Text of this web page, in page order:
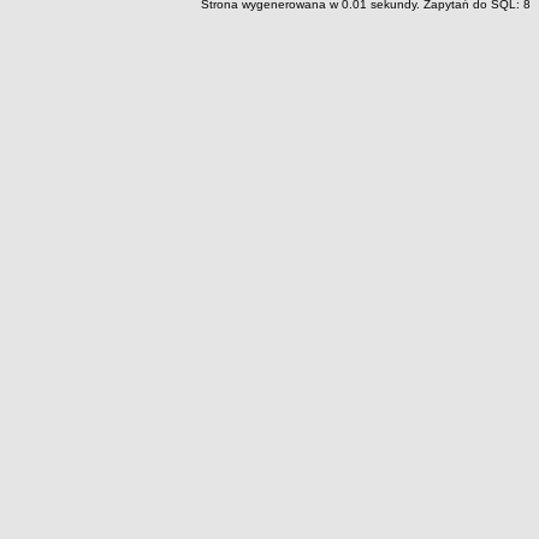
Strona wygenerowana w 0.01 sekundy. Zapytań do SQL: 8